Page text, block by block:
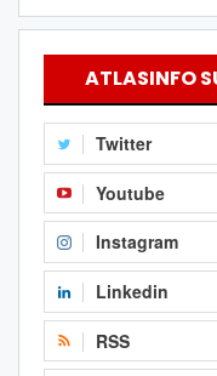
ATLASINFO
Twitter
Youtube
Instagram
Linkedin
RSS